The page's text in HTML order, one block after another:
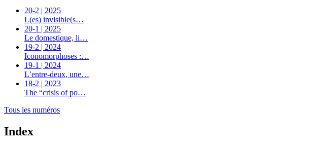
20-2 | 2025
L(es) invisible(s…
20-1 | 2025
Le domestique, li…
19-2 | 2024
Iconomorphoses :…
19-1 | 2024
L’entre-deux, une…
18-2 | 2023
The “crisis of po…
Tous les numéros
Index